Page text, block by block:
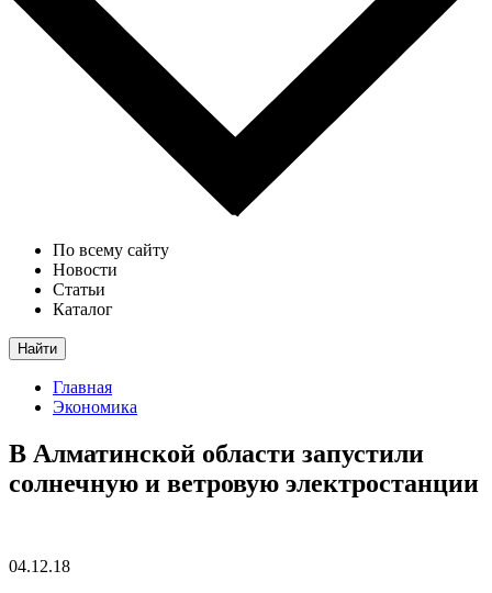
По всему сайту
Новости
Статьи
Каталог
Найти
Главная
Экономика
В Алматинской области запустили
солнечную и ветровую электростанции
04.12.18